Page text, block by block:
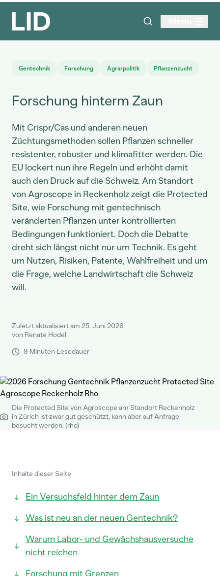
Gentechnik Forschung Agrarpolitik Pflanzenzucht
Forschung hinterm Zaun
Mit Crispr/Cas und anderen neuen
Züchtungsmethoden sollen Pflanzen schneller
resistenter, robuster und klimafitter werden. Die
EU lockert nun ihre Regeln und erhöht damit
auch den Druck auf die Schweiz. Am Standort
von Agroscope in Reckenholz zeigt die Protected
Site, wie Forschung mit gentechnisch
veränderten Pflanzen unter kontrollierten
Bedingungen funktioniert. Doch die Debatte
dreht sich längst nicht nur um Technik. Es geht
um Nutzen, Risiken, Patente, Wahlfreiheit und um
die Frage, welche Landwirtschaft die Schweiz
will.
Zuletzt aktualisiert am 25. Juni 2026
von Renate Hodel
9 Minuten Lesedauer
Die Protected Site von Agroscope am Standort Reckenholz
in Zürich ist zwar gut geschützt, kann aber auf Anfrage
besucht werden. (rho)
Inhalte dieser Seite
Ein Versuchsfeld hinter dem Zaun
Was ist neu an der neuen Gentechnik?
Warum Labor- und Gewächshausversuche
nicht reichen
Forschung mit Grenzen